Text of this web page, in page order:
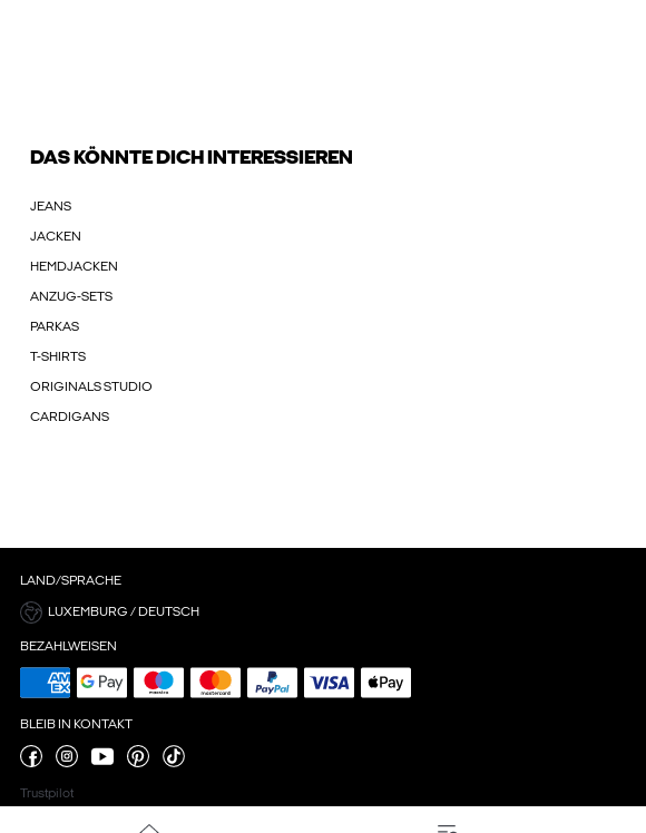
DAS KÖNNTE DICH INTERESSIEREN
JEANS
JACKEN
HEMDJACKEN
ANZUG-SETS
PARKAS
T-SHIRTS
ORIGINALS STUDIO
CARDIGANS
LAND/SPRACHE
LUXEMBURG / DEUTSCH
BEZAHLWEISEN
BLEIB IN KONTAKT
Trustpilot